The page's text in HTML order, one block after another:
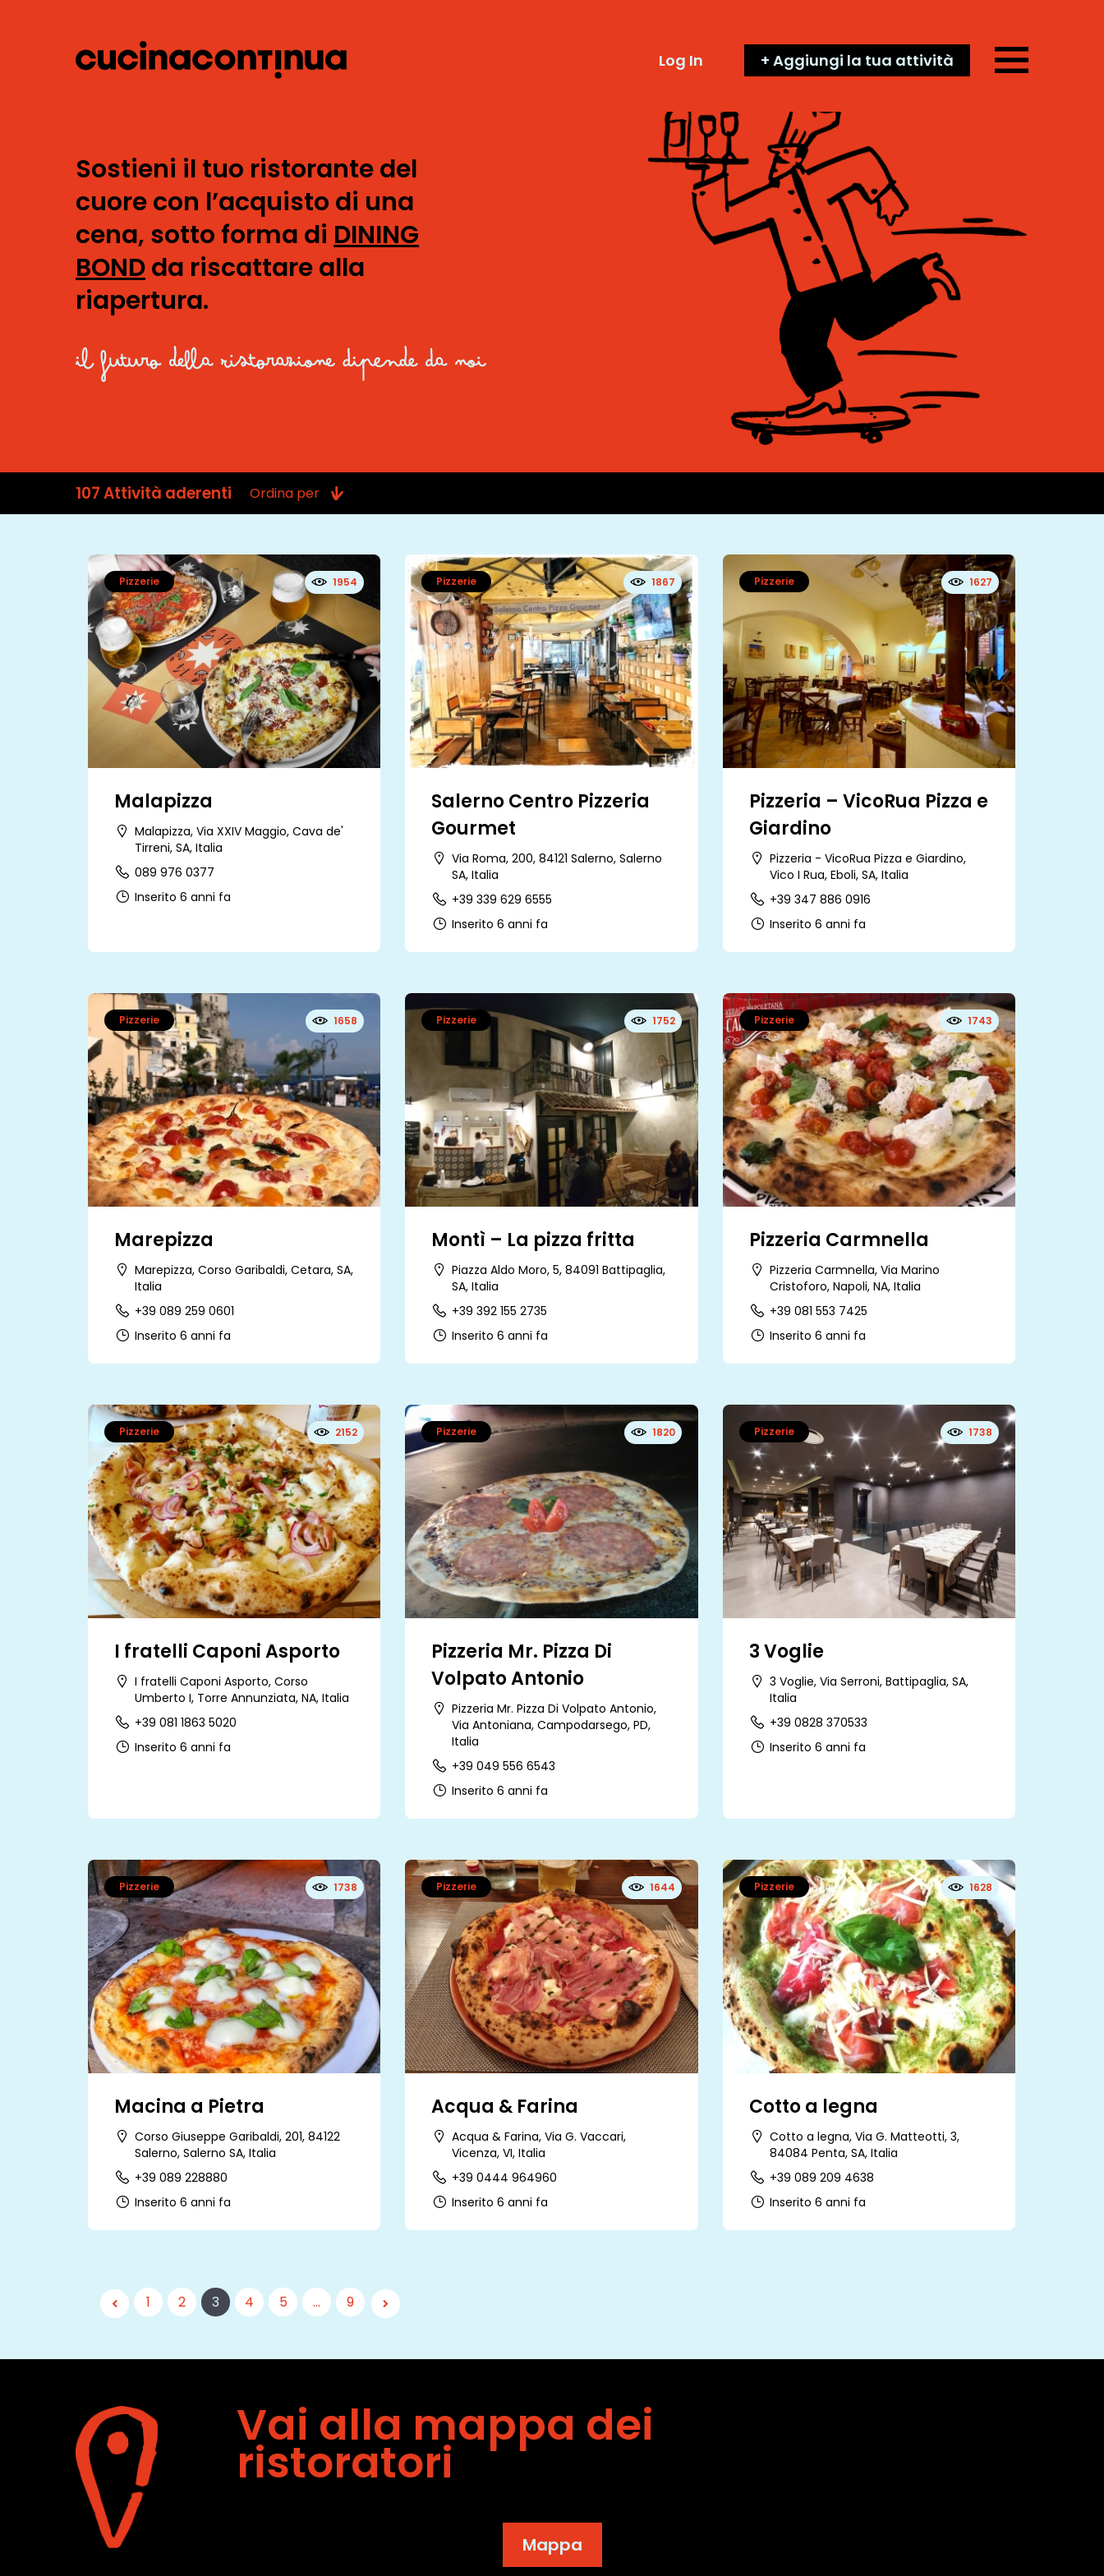
Log In + Aggiungi la tua attività
Sostieni il tuo ristorante del
cuore con l’acquisto di una
cena, sotto forma di DINING
BONDda riscattare alla
riapertura.
107Attività aderenti Ordina per
Malapizza
Malapizza, Via XXIV Maggio, Cava de'
Tirreni, SA, Italia
089 976 0377
Inserito 6 anni fa
Pizzerie 1954
Salerno Centro Pizzeria
Gourmet
Via Roma, 200, 84121 Salerno, Salerno
SA, Italia
+39 339 629 6555
Inserito 6 anni fa
Pizzerie 1867
Pizzeria – VicoRua Pizza e
Giardino
Pizzeria - VicoRua Pizza e Giardino,
Vico I Rua, Eboli, SA, Italia
+39 347 886 0916
Inserito 6 anni fa
Pizzerie 1627
Marepizza
Marepizza, Corso Garibaldi, Cetara, SA,
Italia
+39 089 259 0601
Inserito 6 anni fa
Pizzerie 1658
Montì – La pizza fritta
Piazza Aldo Moro, 5, 84091 Battipaglia,
SA, Italia
+39 392 155 2735
Inserito 6 anni fa
Pizzerie 1752
Pizzeria Carmnella
Pizzeria Carmnella, Via Marino
Cristoforo, Napoli, NA, Italia
+39 081 553 7425
Inserito 6 anni fa
Pizzerie 1743
I fratelli Caponi Asporto
I fratelli Caponi Asporto, Corso
Umberto I, Torre Annunziata, NA, Italia
+39 081 1863 5020
Inserito 6 anni fa
Pizzerie 2152
Pizzeria Mr. Pizza Di
Volpato Antonio
Pizzeria Mr. Pizza Di Volpato Antonio,
Via Antoniana, Campodarsego, PD,
Italia
+39 049 556 6543
Inserito 6 anni fa
Pizzerie 1820
3 Voglie
3 Voglie, Via Serroni, Battipaglia, SA,
Italia
+39 0828 370533
Inserito 6 anni fa
Pizzerie 1738
Macina a Pietra
Corso Giuseppe Garibaldi, 201, 84122
Salerno, Salerno SA, Italia
+39 089 228880
Inserito 6 anni fa
Pizzerie 1738
Acqua & Farina
Acqua & Farina, Via G. Vaccari,
Vicenza, VI, Italia
+39 0444 964960
Inserito 6 anni fa
Pizzerie 1644
Cotto a legna
Cotto a legna, Via G. Matteotti, 3,
84084 Penta, SA, Italia
+39 089 209 4638
Inserito 6 anni fa
Pizzerie 1628
1 2 3 4 5 … 9
Vai alla mappa dei
ristoratori
Mappa